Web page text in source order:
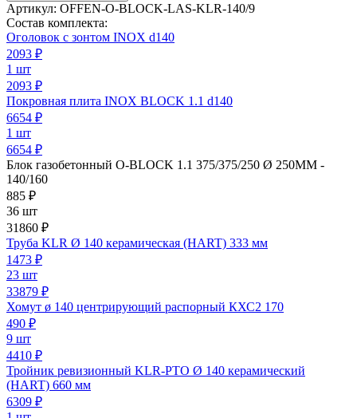
Артикул: OFFEN-O-BLOCK-LAS-KLR-140/9
Состав комплекта:
Оголовок с зонтом INOX d140
2093 ₽
1 шт
2093 ₽
Покровная плита INOX BLOCK 1.1 d140
6654 ₽
1 шт
6654 ₽
Блок газобетонный O-BLOCK 1.1 375/375/250 Ø 250ММ -
140/160
885 ₽
36 шт
31860 ₽
Труба KLR Ø 140 керамическая (HART) 333 мм
1473 ₽
23 шт
33879 ₽
Хомут ø 140 центрирующий распорный КХС2 170
490 ₽
9 шт
4410 ₽
Тройник ревизионный KLR-PTO Ø 140 керамический
(HART) 660 мм
6309 ₽